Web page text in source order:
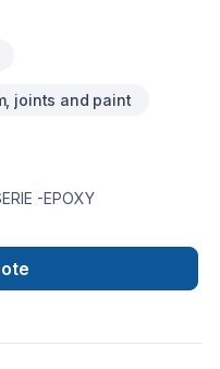
joints and paint
- PLASTRAGE - PEINTURE -TAPISSERIE -EPOXY